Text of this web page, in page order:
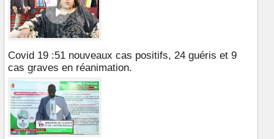
Covid 19 :51 nouveaux cas positifs, 24 guéris et 9
cas graves en réanimation.